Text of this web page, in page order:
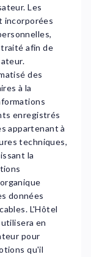
Les
incorporées
traité afin de
des
à la
enregistrés
appartenant à
techniques,
la
données
L'Hôtel
en
pour
qu'il